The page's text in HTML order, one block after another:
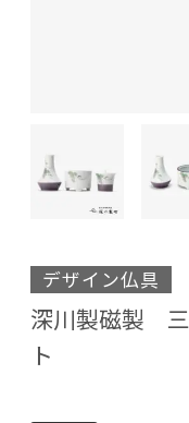
デザイン仏具
深川製磁製 三
ト